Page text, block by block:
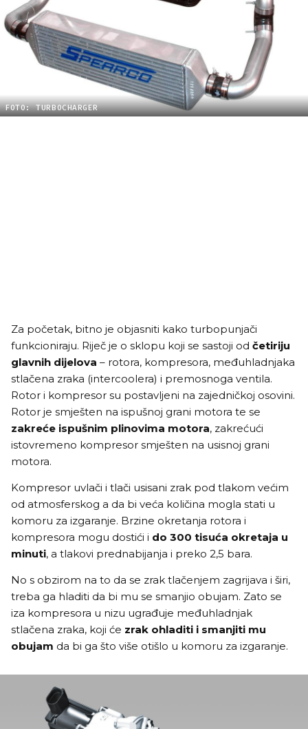
FOTO: TURBOCHARGER
Za početak, bitno je objasniti kako turbopunjači
funkcioniraju. Riječ je o sklopu koji se sastoji od četiriju
glavnih dijelova – rotora, kompresora, međuhladnjaka
stlačena zraka (intercoolera) i premosnoga ventila.
Rotor i kompresor su postavljeni na zajedničkoj osovini.
Rotor je smješten na ispušnoj grani motora te se
zakreće ispušnim plinovima motora, zakrećući
istovremeno kompresor smješten na usisnoj grani
motora.
Kompresor uvlači i tlači usisani zrak pod tlakom većim
od atmosferskog a da bi veća količina mogla stati u
komoru za izgaranje. Brzine okretanja rotora i
kompresora mogu dostići i do 300 tisuća okretaja u
minuti, a tlakovi prednabijanja i preko 2,5 bara.
No s obzirom na to da se zrak tlačenjem zagrijava i širi,
treba ga hladiti da bi mu se smanjio obujam. Zato se
iza kompresora u nizu ugrađuje međuhladnjak
stlačena zraka, koji će zrak ohladiti i smanjiti mu
obujam da bi ga što više otišlo u komoru za izgaranje.